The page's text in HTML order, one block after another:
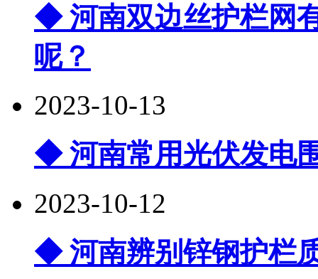
◆ 河南双边丝护栏网
呢？
2023-10-13
◆ 河南常用光伏发电
2023-10-12
◆ 河南辨别锌钢护栏